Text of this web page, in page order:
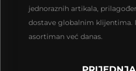
jednoraznih artikala,
dostave globalnim klijentima.
asortiman već danas.